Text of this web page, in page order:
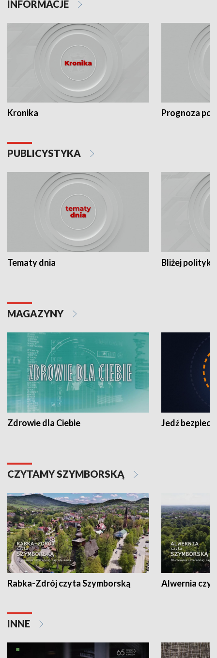
INFORMACJE
Kronika Prognoza
PUBLICYSTYKA
Tematy dnia Bliżej polityki
MAGAZYNY
Zdrowie dla Ciebie Jedź
CZYTAMY SZYMBORSKĄ
Rabka-Zdrój czyta Szymborską Alwernia
INNE